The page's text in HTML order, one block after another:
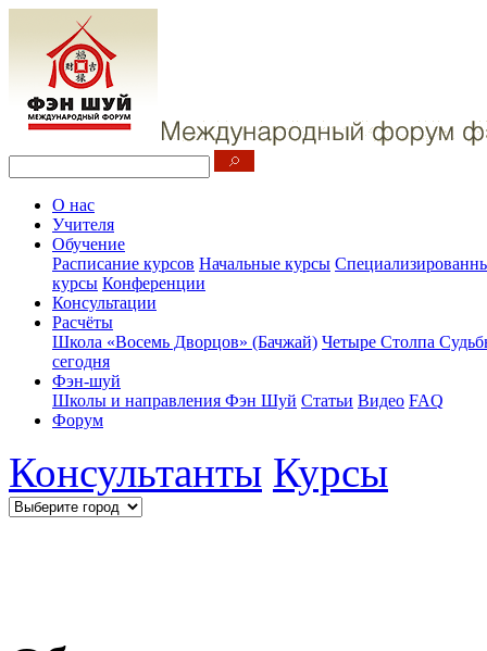
О нас
Учителя
Обучение
Расписание курсов Начальные курсы
курсы Конференции
Консультации
Расчёты
Школа «Восемь Дворцов» (Бачжай) Четыре Столпа
сегодня
Фэн-шуй
Школы и направления Фэн Шуй Статьи Видео FAQ
Форум
Консультанты Курсы